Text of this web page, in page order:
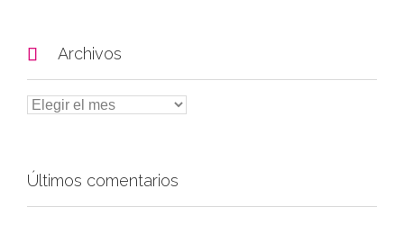
 Archivos
Últimos comentarios